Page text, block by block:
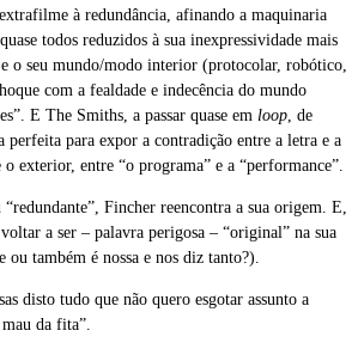
à redundância, afinando a maquinaria
todos reduzidos à sua inexpressividade mais
e o seu mundo/modo interior (protocolar, robótico,
com a fealdade e indecência do mundo
E The Smiths, a passar quase em loop , de
para expor a contradição entre a letra e a
exterior, entre “o programa” e a “performance”.
Fincher reencontra a sua origem. E,
a ser – palavra perigosa – “original” na sua
ou também é nossa e nos diz tanto?).
disto tudo que não quero esgotar assunto a
da fita”.